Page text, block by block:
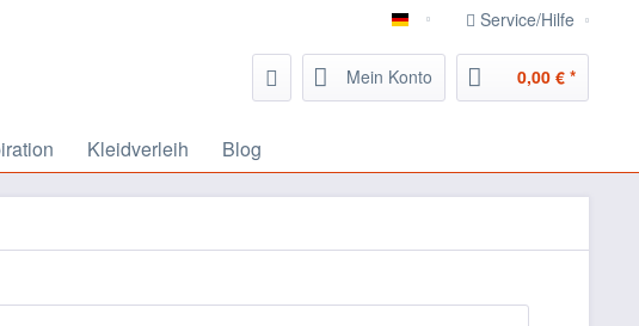
Gewandfantasien
Service/Hilfe
Mein Konto 0,00 € *
Kleidverleih Blog